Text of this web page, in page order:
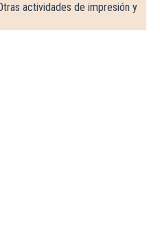
actividades de impresión y